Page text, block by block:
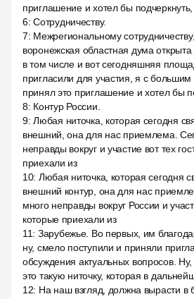
приглашение и хотел бы подчеркнуть,
6:Сотрудничеству.
7: Межрегиональному
воронежская областная дума
в том числе и вот сегодняшняя
пригласили для участия, я с большим
принял это приглашение и хотел бы
8: Контур России.
9:Любая ниточка, которая сегодня
внешний, она для нас приемлема.
неправды вокруг и участие вот тех
приехали из
10: Любая ниточка, которая сегодня
внешний контур, она для нас
много неправды вокруг России и
которые приехали из
11: Зарубежье. Во первых, им
ну, смело поступили и приняли
обсуждения актуальных вопросов.
это такую ниточку, которая в
12: На наш взгляд, должна вырасти